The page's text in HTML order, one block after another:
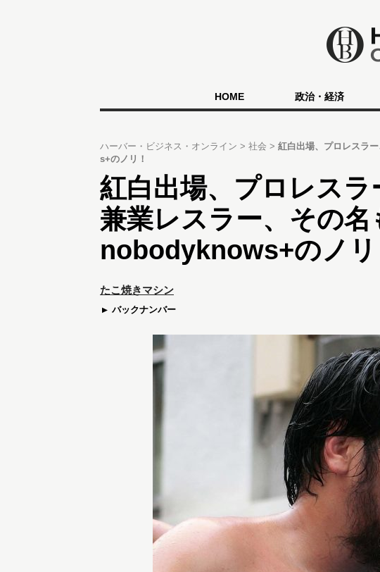
HOME 政治・経済
ハーバー・ビジネス・オンライン 社会
紅白出場、プロレスラ
s+のノリ！
紅白出場、プロレスラ
兼業レスラー、その名
nobodyknows+のノリ
たこ焼きマシン
バックナンバー